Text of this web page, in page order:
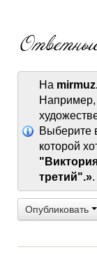
На
Например,
Выберите
которой
третий".».
Опубликовать